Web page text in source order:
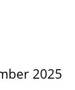
2025